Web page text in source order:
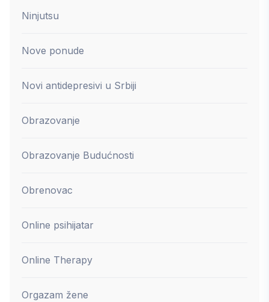
Ninjutsu
Nove ponude
Novi antidepresivi u Srbiji
Obrazovanje
Obrazovanje Budućnosti
Obrenovac
Online psihijatar
Online Therapy
Orgazam žene